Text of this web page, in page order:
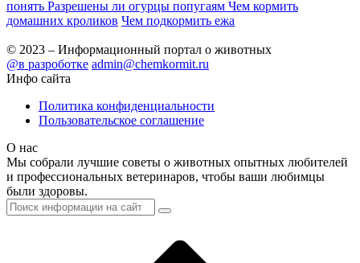
понять Разрешены ли огурцы попугаям Чем кормить
домашних кроликов Чем подкормить ежа
© 2023 – Информационный портал о животных
@в разроботке admin@chemkormit.ru
Инфо сайта
Политика конфиденциальности
Пользовательское соглашение
О нас
Мы собрали лучшие советы о животных опытных любителей
и профессиональных ветеринаров, чтобы ваши любимцы
были здоровы.